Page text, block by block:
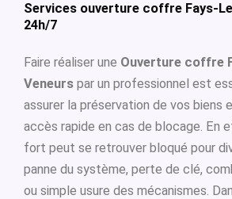
Services ouverture coffre Fays-
24h/7
Faire réaliser une Ouverture coffre
Veneurs par un professionnel est
assurer la préservation de vos biens
accès rapide en cas de blocage. En
fort peut se retrouver bloqué pour
panne du système, perte de clé,
ou simple usure des mécanismes.